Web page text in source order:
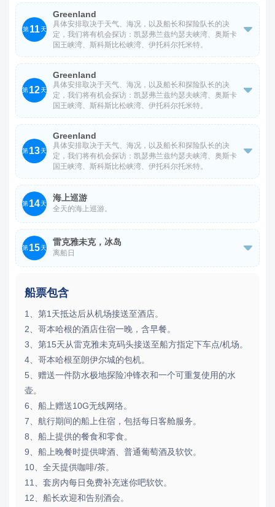
*以上行程安排仅供参考，或根据实际情况有改变，以船司
实际安排为准。
第 11天
Greenland
具体安排取决于天气、海况，以及船长和探险队长的决
定，我们将有机会探访：凯瑟弗兰兹约瑟夫峡湾、奥斯卡
国王峡湾、斯科斯比松峡湾、伊托科尔托米特。

*以上行程安排仅供参考，或根据实际情况有改变，以船司
实际安排为准。
第12天
Greenland
具体安排取决于天气、海况，以及船长和探险队长的决
定，我们将有机会探访：凯瑟弗兰兹约瑟夫峡湾、奥斯卡
国王峡湾、斯科斯比松峡湾、伊托科尔托米特。

*以上行程安排仅供参考，或根据实际情况有改变，以船司
实际安排为准。
第13天
Greenland
具体安排取决于天气、海况，以及船长和探险队长的决
定，我们将有机会探访：凯瑟弗兰兹约瑟夫峡湾、奥斯卡
国王峡湾、斯科斯比松峡湾、伊托科尔托米特。

*以上行程安排仅供参考，或根据实际情况有改变，以船司
实际安排为准。
第14天
海上巡游
全天的海上巡游。
第15天
雷克雅未克，冰岛
离船日

船票包含
1、第1天抵达后从机场接送至酒店。
2、哥本哈根的酒店住宿一晚，含早餐。
3、第15天从雷克雅未克码头接送至船方指定下车点/机场。
4、哥本哈根至朗伊尔城的包机。
5、赠送一件防水极地探险冲锋衣和一个可重复使用的水
壶。
6、船上赠送10G无线网络。
7、航行期间的船上住宿，包括每日客舱服务。
8、船上提供的餐食和零食。
9、船上晚餐时提供啤酒、普通葡萄酒及软饮。
10、全天提供咖啡/茶。
11、套房内每日免费补充迷你吧软饮。
12、船长欢迎和告别酒会。